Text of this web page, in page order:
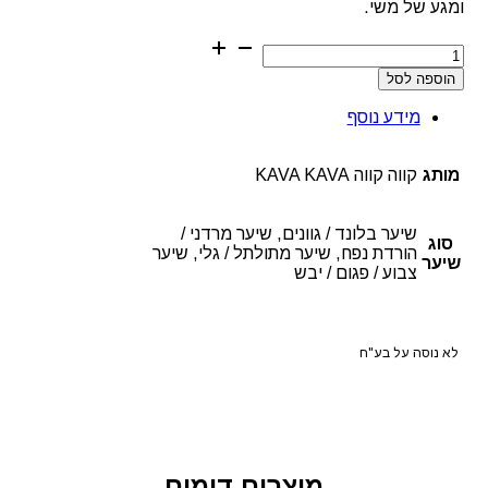
ומגע של משי.
כמות
של
מרכך
לשיער
הוספה לסל
מידע נוסף
מותג קווה קווה KAVA KAVA
סוג
שיער
שיער בלונד / גוונים, שיער מרדני /
הורדת נפח, שיער מתולתל / גלי, שיער
צבוע / פגום / יבש
לא נוסה על בע"ח